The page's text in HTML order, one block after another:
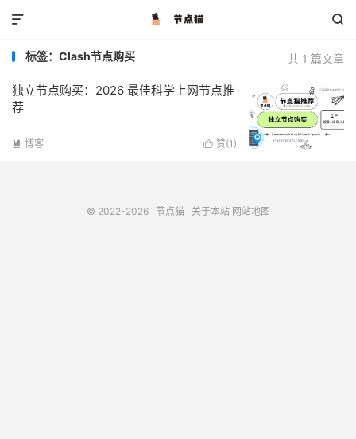


共 1 篇文章
标签：Clash节点购买
独立节点购买：2026 最佳科学上网节点推
荐
 赞(1 )
 博客
© 2022-2026 节点猫 关于本站 网站地图